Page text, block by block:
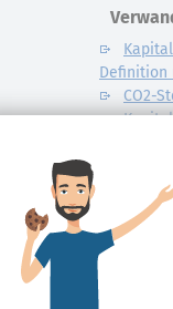
Definition
CO2-